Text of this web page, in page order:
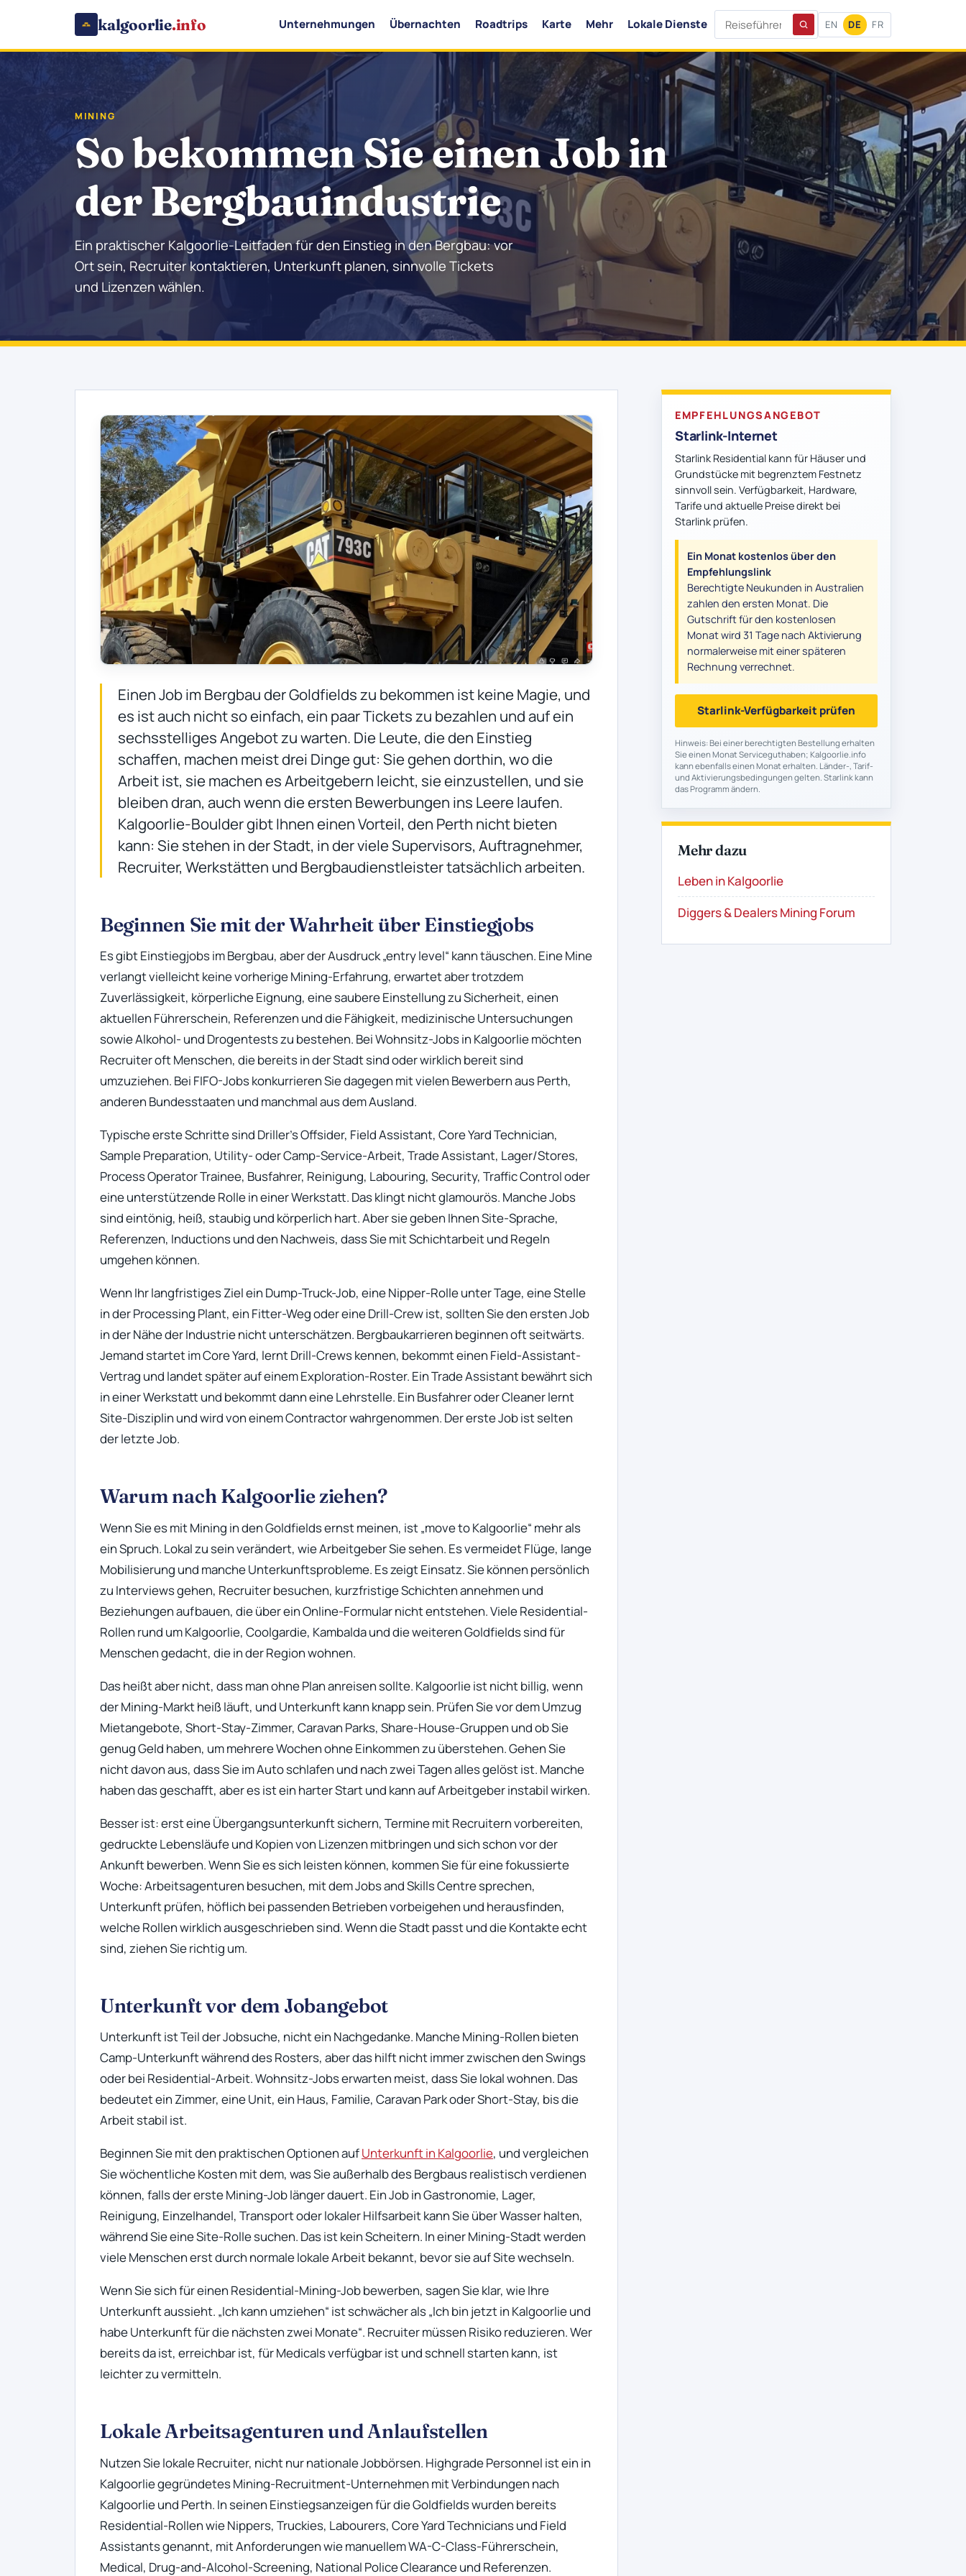
kalgoorlie.info Unternehmungen Übernachten Roadtrips Karte Mehr Lokale Dienste EN DE FR
MINING
So bekommen Sie einen Job in
der Bergbauindustrie
Ein praktischer Kalgoorlie-Leitfaden für den Einstieg in den Bergbau: vor
Ort sein, Recruiter kontaktieren, Unterkunft planen, sinnvolle Tickets
und Lizenzen wählen.
Einen Job im Bergbau der Goldfields zu bekommen ist keine Magie, und
es ist auch nicht so einfach, ein paar Tickets zu bezahlen und auf ein
sechsstelliges Angebot zu warten. Die Leute, die den Einstieg
schaffen, machen meist drei Dinge gut: Sie gehen dorthin, wo die
Arbeit ist, sie machen es Arbeitgebern leicht, sie einzustellen, und sie
bleiben dran, auch wenn die ersten Bewerbungen ins Leere laufen.
Kalgoorlie-Boulder gibt Ihnen einen Vorteil, den Perth nicht bieten
kann: Sie stehen in der Stadt, in der viele Supervisors, Auftragnehmer,
Recruiter, Werkstätten und Bergbaudienstleister tatsächlich arbeiten.
Beginnen Sie mit der Wahrheit über Einstiegjobs
Es gibt Einstiegjobs im Bergbau, aber der Ausdruck „entry level“ kann täuschen. Eine Mine
verlangt vielleicht keine vorherige Mining-Erfahrung, erwartet aber trotzdem
Zuverlässigkeit, körperliche Eignung, eine saubere Einstellung zu Sicherheit, einen
aktuellen Führerschein, Referenzen und die Fähigkeit, medizinische Untersuchungen
sowie Alkohol- und Drogentests zu bestehen. Bei Wohnsitz-Jobs in Kalgoorlie möchten
Recruiter oft Menschen, die bereits in der Stadt sind oder wirklich bereit sind
umzuziehen. Bei FIFO-Jobs konkurrieren Sie dagegen mit vielen Bewerbern aus Perth,
anderen Bundesstaaten und manchmal aus dem Ausland.
Typische erste Schritte sind Driller’s Offsider, Field Assistant, Core Yard Technician,
Sample Preparation, Utility- oder Camp-Service-Arbeit, Trade Assistant, Lager/Stores,
Process Operator Trainee, Busfahrer, Reinigung, Labouring, Security, Traffic Control oder
eine unterstützende Rolle in einer Werkstatt. Das klingt nicht glamourös. Manche Jobs
sind eintönig, heiß, staubig und körperlich hart. Aber sie geben Ihnen Site-Sprache,
Referenzen, Inductions und den Nachweis, dass Sie mit Schichtarbeit und Regeln
umgehen können.
Wenn Ihr langfristiges Ziel ein Dump-Truck-Job, eine Nipper-Rolle unter Tage, eine Stelle
in der Processing Plant, ein Fitter-Weg oder eine Drill-Crew ist, sollten Sie den ersten Job
in der Nähe der Industrie nicht unterschätzen. Bergbaukarrieren beginnen oft seitwärts.
Jemand startet im Core Yard, lernt Drill-Crews kennen, bekommt einen Field-Assistant-
Vertrag und landet später auf einem Exploration-Roster. Ein Trade Assistant bewährt sich
in einer Werkstatt und bekommt dann eine Lehrstelle. Ein Busfahrer oder Cleaner lernt
Site-Disziplin und wird von einem Contractor wahrgenommen. Der erste Job ist selten
der letzte Job.
Warum nach Kalgoorlie ziehen?
Wenn Sie es mit Mining in den Goldfields ernst meinen, ist „move to Kalgoorlie“ mehr als
ein Spruch. Lokal zu sein verändert, wie Arbeitgeber Sie sehen. Es vermeidet Flüge, lange
Mobilisierung und manche Unterkunftsprobleme. Es zeigt Einsatz. Sie können persönlich
zu Interviews gehen, Recruiter besuchen, kurzfristige Schichten annehmen und
Beziehungen aufbauen, die über ein Online-Formular nicht entstehen. Viele Residential-
Rollen rund um Kalgoorlie, Coolgardie, Kambalda und die weiteren Goldfields sind für
Menschen gedacht, die in der Region wohnen.
Das heißt aber nicht, dass man ohne Plan anreisen sollte. Kalgoorlie ist nicht billig, wenn
der Mining-Markt heiß läuft, und Unterkunft kann knapp sein. Prüfen Sie vor dem Umzug
Mietangebote, Short-Stay-Zimmer, Caravan Parks, Share-House-Gruppen und ob Sie
genug Geld haben, um mehrere Wochen ohne Einkommen zu überstehen. Gehen Sie
nicht davon aus, dass Sie im Auto schlafen und nach zwei Tagen alles gelöst ist. Manche
haben das geschafft, aber es ist ein harter Start und kann auf Arbeitgeber instabil wirken.
Besser ist: erst eine Übergangsunterkunft sichern, Termine mit Recruitern vorbereiten,
gedruckte Lebensläufe und Kopien von Lizenzen mitbringen und sich schon vor der
Ankunft bewerben. Wenn Sie es sich leisten können, kommen Sie für eine fokussierte
Woche: Arbeitsagenturen besuchen, mit dem Jobs and Skills Centre sprechen,
Unterkunft prüfen, höflich bei passenden Betrieben vorbeigehen und herausfinden,
welche Rollen wirklich ausgeschrieben sind. Wenn die Stadt passt und die Kontakte echt
sind, ziehen Sie richtig um.
Unterkunft vor dem Jobangebot
Unterkunft ist Teil der Jobsuche, nicht ein Nachgedanke. Manche Mining-Rollen bieten
Camp-Unterkunft während des Rosters, aber das hilft nicht immer zwischen den Swings
oder bei Residential-Arbeit. Wohnsitz-Jobs erwarten meist, dass Sie lokal wohnen. Das
bedeutet ein Zimmer, eine Unit, ein Haus, Familie, Caravan Park oder Short-Stay, bis die
Arbeit stabil ist.
Beginnen Sie mit den praktischen Optionen aufUnterkunft in Kalgoorlie, und vergleichen
Sie wöchentliche Kosten mit dem, was Sie außerhalb des Bergbaus realistisch verdienen
können, falls der erste Mining-Job länger dauert. Ein Job in Gastronomie, Lager,
Reinigung, Einzelhandel, Transport oder lokaler Hilfsarbeit kann Sie über Wasser halten,
während Sie eine Site-Rolle suchen. Das ist kein Scheitern. In einer Mining-Stadt werden
viele Menschen erst durch normale lokale Arbeit bekannt, bevor sie auf Site wechseln.
Wenn Sie sich für einen Residential-Mining-Job bewerben, sagen Sie klar, wie Ihre
Unterkunft aussieht. „Ich kann umziehen“ ist schwächer als „Ich bin jetzt in Kalgoorlie und
habe Unterkunft für die nächsten zwei Monate“. Recruiter müssen Risiko reduzieren. Wer
bereits da ist, erreichbar ist, für Medicals verfügbar ist und schnell starten kann, ist
leichter zu vermitteln.
Lokale Arbeitsagenturen und Anlaufstellen
Nutzen Sie lokale Recruiter, nicht nur nationale Jobbörsen. Highgrade Personnel ist ein in
Kalgoorlie gegründetes Mining-Recruitment-Unternehmen mit Verbindungen nach
Kalgoorlie und Perth. In seinen Einstiegsanzeigen für die Goldfields wurden bereits
Residential-Rollen wie Nippers, Truckies, Labourers, Core Yard Technicians und Field
Assistants genannt, mit Anforderungen wie manuellem WA-C-Class-Führerschein,
Medical, Drug-and-Alcohol-Screening, National Police Clearance und Referenzen.
EMPFEHLUNGSANGEBOT
Starlink-Internet
Starlink Residential kann für Häuser und
Grundstücke mit begrenztem Festnetz
sinnvoll sein. Verfügbarkeit, Hardware,
Tarife und aktuelle Preise direkt bei
Starlink prüfen.
Ein Monat kostenlos über den
Empfehlungslink
Berechtigte Neukunden in Australien
zahlen den ersten Monat. Die
Gutschrift für den kostenlosen
Monat wird 31 Tage nach Aktivierung
normalerweise mit einer späteren
Rechnung verrechnet.
Starlink-Verfügbarkeit prüfen
Hinweis: Bei einer berechtigten Bestellung erhalten
Sie einen Monat Serviceguthaben; Kalgoorlie.info
kann ebenfalls einen Monat erhalten. Länder-, Tarif-
und Aktivierungsbedingungen gelten. Starlink kann
das Programm ändern.
Mehr dazu
Leben in Kalgoorlie
Diggers & Dealers Mining Forum